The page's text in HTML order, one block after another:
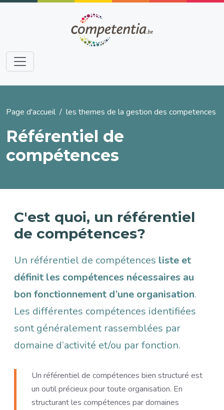
Aller au contenu principal
Fil d'Ariane
Page d'accueil les themes de la gestion des competences
Référentiel de
compétences
C'est quoi, un référentiel
de compétences?
Un référentiel de compétences liste et
définit les compétences nécessaires au
bon fonctionnement d’une organisation.
Les différentes compétences identifiées
sont généralement rassemblées par
domaine d’activité et/ou par fonction.
Un référentiel de compétences bien structuré est
un outil précieux pour toute organisation. En
structurant les compétences par domaines